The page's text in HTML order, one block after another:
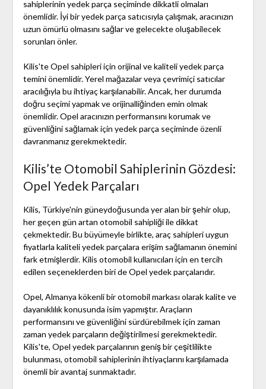
sahiplerinin yedek parça seçiminde dikkatli olmaları
önemlidir. İyi bir yedek parça satıcısıyla çalışmak, aracınızın
uzun ömürlü olmasını sağlar ve gelecekte oluşabilecek
sorunları önler.
Kilis'te Opel sahipleri için orijinal ve kaliteli yedek parça
temini önemlidir. Yerel mağazalar veya çevrimiçi satıcılar
aracılığıyla bu ihtiyaç karşılanabilir. Ancak, her durumda
doğru seçimi yapmak ve orijinalliğinden emin olmak
önemlidir. Opel aracınızın performansını korumak ve
güvenliğini sağlamak için yedek parça seçiminde özenli
davranmanız gerekmektedir.
Kilis’te Otomobil Sahiplerinin Gözdesi:
Opel Yedek Parçaları
Kilis, Türkiye'nin güneydoğusunda yer alan bir şehir olup,
her geçen gün artan otomobil sahipliği ile dikkat
çekmektedir. Bu büyümeyle birlikte, araç sahipleri uygun
fiyatlarla kaliteli yedek parçalara erişim sağlamanın önemini
fark etmişlerdir. Kilis otomobil kullanıcıları için en tercih
edilen seçeneklerden biri de Opel yedek parçalarıdır.
Opel, Almanya kökenli bir otomobil markası olarak kalite ve
dayanıklılık konusunda isim yapmıştır. Araçların
performansını ve güvenliğini sürdürebilmek için zaman
zaman yedek parçaların değiştirilmesi gerekmektedir.
Kilis'te, Opel yedek parçalarının geniş bir çeşitlilikte
bulunması, otomobil sahiplerinin ihtiyaçlarını karşılamada
önemli bir avantaj sunmaktadır.